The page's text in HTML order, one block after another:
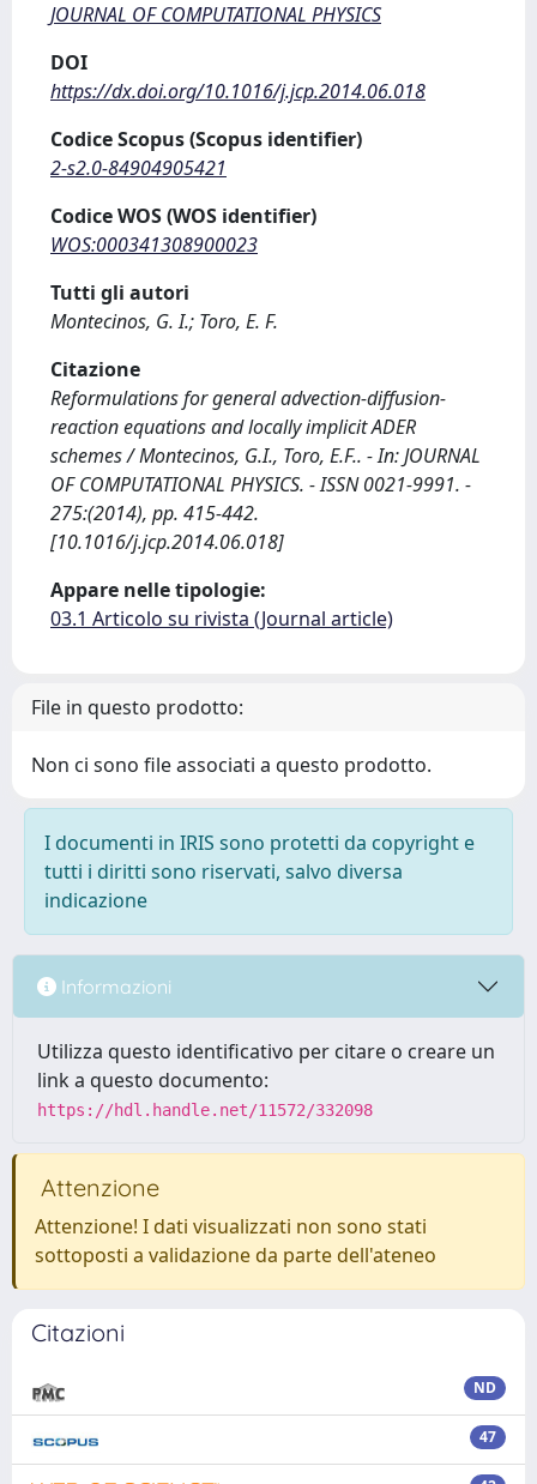
JOURNAL OF COMPUTATIONAL PHYSICS
DOI
https://dx.doi.org/10.1016/j.jcp.2014.06.018
Codice Scopus (Scopus identifier)
2-s2.0-84904905421
Codice WOS (WOS identifier)
WOS:000341308900023
Tutti gli autori
Montecinos, G. I.; Toro, E. F.
Citazione
Reformulations for general advection-diffusion-
reaction equations and locally implicit ADER
schemes / Montecinos, G.I., Toro, E.F.. - In: JOURNAL
OF COMPUTATIONAL PHYSICS. - ISSN 0021-9991. -
275:(2014), pp. 415-442.
[10.1016/j.jcp.2014.06.018]
Appare nelle tipologie:
03.1 Articolo su rivista (Journal article)
File in questo prodotto:
Non ci sono file associati a questo prodotto.
I documenti in IRIS sono protetti da copyright e
tutti i diritti sono riservati, salvo diversa
indicazione
Informazioni
Utilizza questo identificativo per citare o creare un
link a questo documento:
https://hdl.handle.net/11572/332098
Attenzione
Attenzione! I dati visualizzati non sono stati
sottoposti a validazione da parte dell'ateneo
Citazioni
ND
47